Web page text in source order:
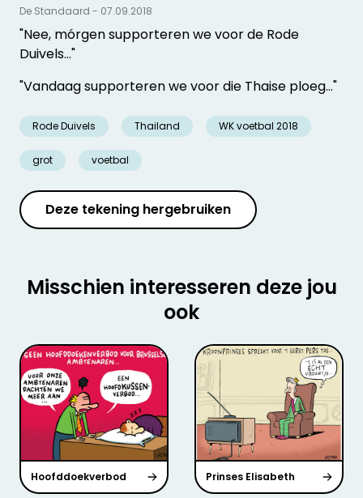
"Nee, mórgen supporteren we voor de Rode
Duivels..."
"Vandaag supporteren we voor die Thaise ploeg..."
Rode Duivels Thailand WK voetbal 2018
grot voetbal
De Standaard - 07.09.2018
Deze tekening hergebruiken
Misschien interesseren deze jou
ook
Hoofddoekverbod Prinses Elisabeth